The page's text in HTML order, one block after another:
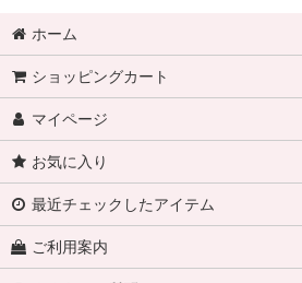
ホーム
ショッピングカート
マイページ
お気に入り
最近チェックしたアイテム
ご利用案内